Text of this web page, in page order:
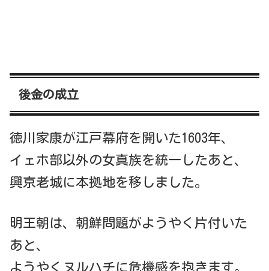
後金の成立
徳川家康が江戸幕府を開いた1603年、
イェホ部以外の女真族を統一したあと、
興京老城に本拠地を移しました。
明王朝は、朝鮮問題がようやく片付いた
あと、
ようやくヌルハチに危機感を抱きます。